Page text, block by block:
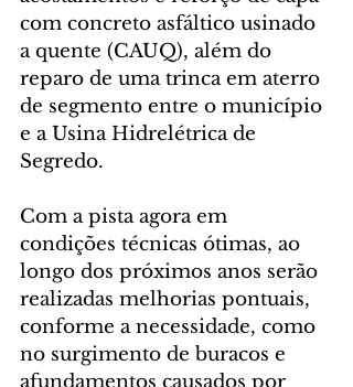
com concreto asfáltico usinado
a quente (CAUQ), além do
reparo de uma trinca em aterro
de segmento entre o município
e a Usina Hidrelétrica de
Segredo.
Com a pista agora em
condições técnicas ótimas, ao
longo dos próximos anos serão
realizadas melhorias pontuais,
conforme a necessidade, como
no surgimento de buracos e